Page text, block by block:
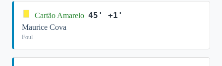
Cartão Amarelo 45' +1'
Maurice Cova
Foul